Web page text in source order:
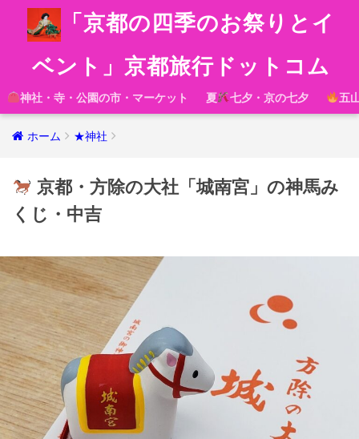
「京都の四季のお祭りとイ
ベント」京都旅行ドットコム
神社・寺・公園の市・マーケット 夏 七夕・京の七夕 五
ホーム ★神社
京都・方除の大社「城南宮」の神馬み
くじ・中吉